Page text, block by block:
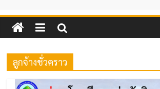
ลูกจ้างชั่วคราว